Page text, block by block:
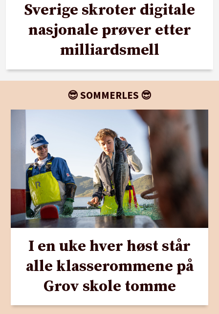
Sverige skroter digitale
nasjonale prøver etter
milliardsmell
😎 SOMMERLES 😎
I en uke hver høst står
alle klasserommene på
Grov skole tomme